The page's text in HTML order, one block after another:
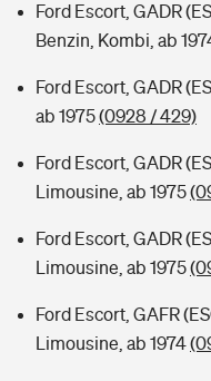
Ford Escort, GADR
Benzin, Kombi, ab
Ford Escort, GADR
ab 1975(0928 / 429)
Ford Escort, GADR
Limousine, ab 1975
Ford Escort, GADR
Limousine, ab 1975
Ford Escort, GAFR
Limousine, ab 1974